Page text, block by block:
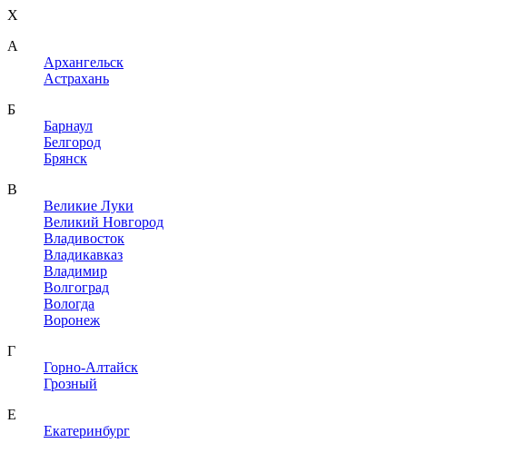
X
A
Архангельск
Астрахань
Б
Барнаул
Белгород
Брянск
В
Великие Луки
Великий Новгород
Владивосток
Владикавказ
Владимир
Волгоград
Вологда
Воронеж
Г
Горно-Алтайск
Грозный
Е
Екатеринбург